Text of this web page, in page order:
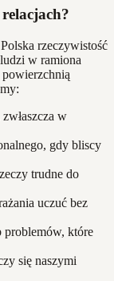
rzeczywistość
w ramiona
w
gdy bliscy
trudne do
uczuć bez
problemów, które
się naszymi